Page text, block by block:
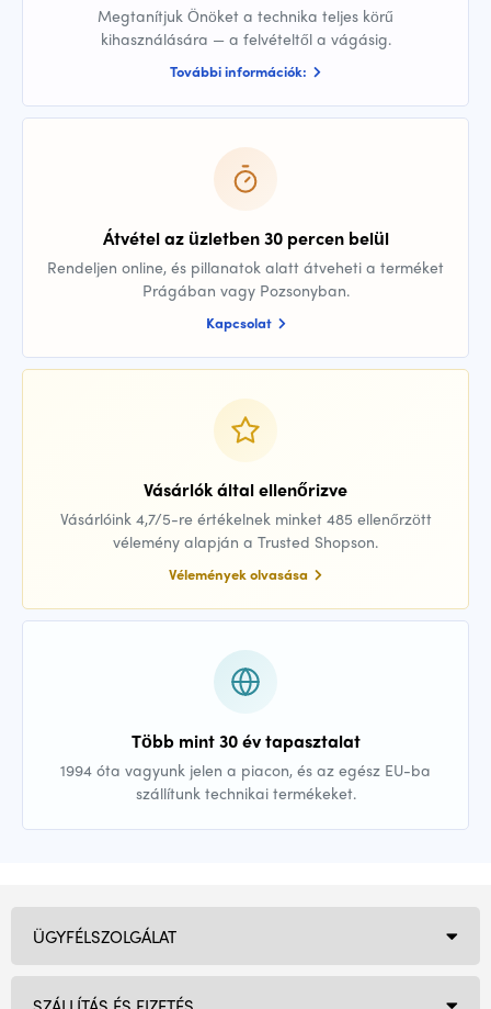
Megtanítjuk Önöket a technika teljes körű
kihasználására — a felvételtől a vágásig.
További információk:
Átvétel az üzletben 30 percen belül
Rendeljen online, és pillanatok alatt átveheti a terméket
Prágában vagy Pozsonyban.
Kapcsolat
Vásárlók által ellenőrizve
Vásárlóink 4,7/5-re értékelnek minket 485 ellenőrzött
vélemény alapján a Trusted Shopson.
Vélemények olvasása
Több mint 30 év tapasztalat
1994 óta vagyunk jelen a piacon, és az egész EU-ba
szállítunk technikai termékeket.
ÜGYFÉLSZOLGÁLAT